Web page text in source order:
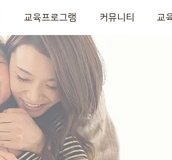
교육프로그램 커뮤니티 교